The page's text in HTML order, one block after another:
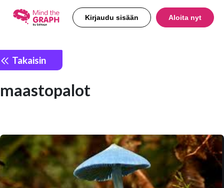
Kirjaudu sisään Aloita nyt
Takaisin
maastopalot